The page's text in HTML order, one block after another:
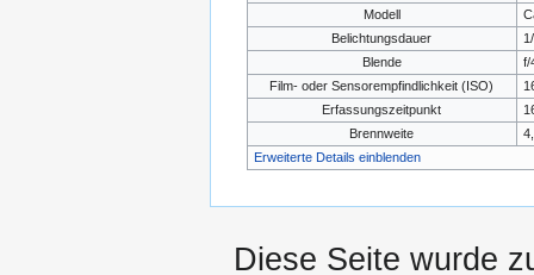
Modell
Belichtungsdauer
Blende
f/
Film- oder Sensorempfindlichkeit (ISO)
Erfassungszeitpunkt
Brennweite
Erweiterte Details einblenden
Diese Seite wurde